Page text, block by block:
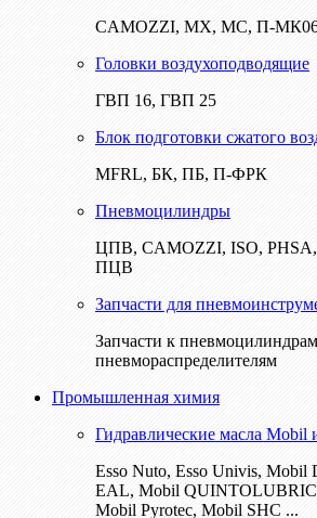
CAMOZZI, МХ, МС, П-
Головки воздухоподводящие
ГВП 16, ГВП 25
Блок подготовки сжатого
MFRL, БК, ПБ, П-ФРК
Пневмоцилиндры
ЦПВ, CAMOZZI, ISO, PHSA,
ПЦВ
Запчасти для
Запчасти к
пневмораспределителям
Промышленная химия
Гидравлические масла Mobil
Esso Nuto, Esso Univis,
EAL, Mobil
Mobil Pyrotec, Mobil SHC ...